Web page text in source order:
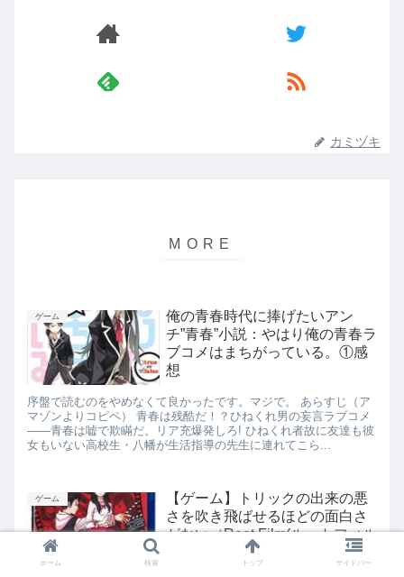
カミヅキ
ゲーム
俺の青春時代に捧げたいアン
チ”青春”小説：やはり俺の青春ラ
ブコメはまちがっている。①感
想
序盤で読むのをやめなくて良かったです。マジで。 あらすじ（ア
マゾンよりコピペ） 青春は残酷だ！？ひねくれ男の妄言ラブコメ
――青春は嘘で欺瞞だ。リア充爆発しろ! ひねくれ者故に友達も彼
女もいない高校生・八幡が生活指導の先生に連れてこら...
ゲーム
【ゲーム】トリックの出来の悪
さを吹き飛ばせるほどの面白さ
がない（Root Film(ルートフィル
ホーム 検索 トップ サイドバー